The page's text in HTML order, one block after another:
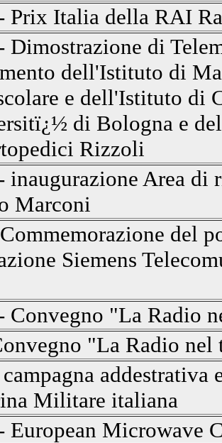
Prix Italia della RAI
Dimostrazione di
dell'Istituto di
e dell'Istituto di
di Bologna e
Rizzoli
inaugurazione Area di
Marconi
del
Siemens
Convegno "La Radio
"La Radio nel
addestrativa
Militare italiana
European Microwave